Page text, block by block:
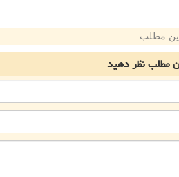
این مطلب
مطلبنظر دهید